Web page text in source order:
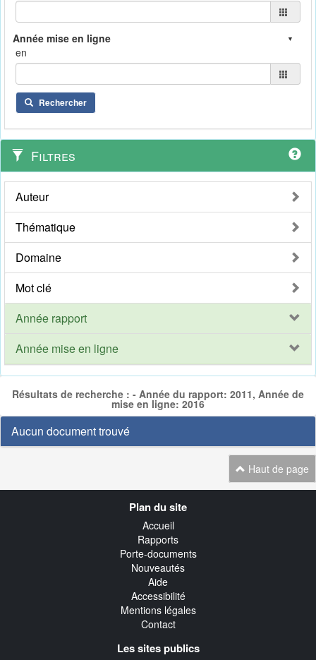
en
Rechercher
Filtres
Auteur
Thématique
Domaine
Mot clé
Année rapport
Année mise en ligne
Résultats de recherche : - Année du rapport: 2011, Année de
mise en ligne: 2016
Aucun document trouvé
Haut de page
Plan du site
Accueil
Rapports
Porte-documents
Nouveautés
Aide
Accessibilité
Mentions légales
Contact
Les sites publics